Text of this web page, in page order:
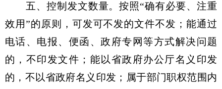
五、控制发文数量。按照“确有必要、注重
效用”的原则，可发可不发的文件不发；能通过
电话、电报、便函、政府专网等方式解决问题
的，不印发文件；能以省政府办公厅名义印发
的，不以省政府名义印发；属于部门职权范围内